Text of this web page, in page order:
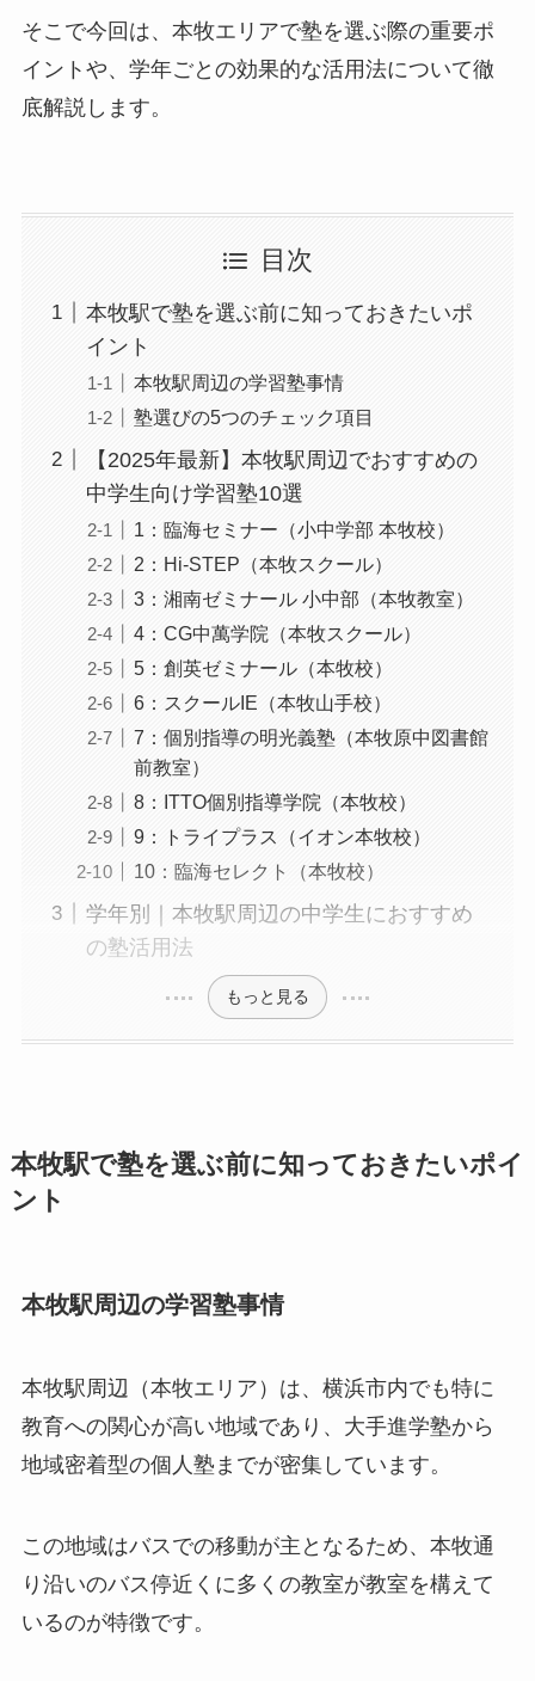
そこで今回は、本牧エリアで塾を選ぶ際の重要ポ
イントや、学年ごとの効果的な活用法について徹
底解説します。
目次
本牧駅で塾を選ぶ前に知っておきたいポ
イント
本牧駅周辺の学習塾事情
塾選びの5つのチェック項目
【2025年最新】本牧駅周辺でおすすめの
中学生向け学習塾10選
1：臨海セミナー（小中学部 本牧校）
2：Hi-STEP（本牧スクール）
3：湘南ゼミナール 小中部（本牧教室）
4：CG中萬学院（本牧スクール）
5：創英ゼミナール（本牧校）
6：スクールIE（本牧山手校）
7：個別指導の明光義塾（本牧原中図書館
前教室）
8：ITTO個別指導学院（本牧校）
9：トライプラス（イオン本牧校）
10：臨海セレクト（本牧校）
学年別｜本牧駅周辺の中学生におすすめ
の塾活用法
もっと見る
本牧駅で塾を選ぶ前に知っておきたいポイ
ント
本牧駅周辺の学習塾事情
本牧駅周辺（本牧エリア）は、横浜市内でも特に
教育への関心が高い地域であり、大手進学塾から
地域密着型の個人塾までが密集しています。
この地域はバスでの移動が主となるため、本牧通
り沿いのバス停近くに多くの教室が教室を構えて
いるのが特徴です。